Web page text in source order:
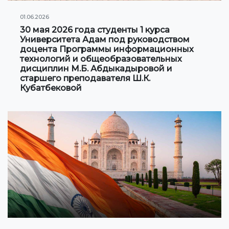
01.06.2026
30 мая 2026 года студенты 1 курса
Университета Адам под руководством
доцента Программы информационных
технологий и общеобразовательных
дисциплин М.Б. Абдыкадыровой и
старшего преподавателя Ш.К.
Кубатбековой